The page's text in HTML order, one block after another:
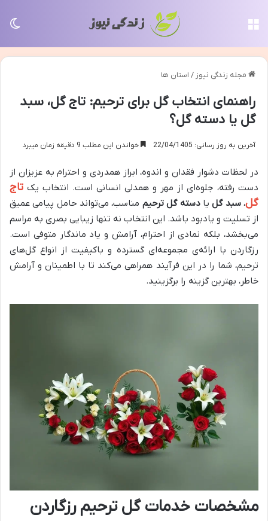
مجله زندگی نیوز / استان ها
راهنمای انتخاب گل برای ترحیم: تاج گل، سبد
گل یا دسته گل؟
آخرین به روز رسانی: 22/04/1405 خواندن این مطلب 9 دقیقه زمان میبرد
در لحظات دشوار فقدان و اندوه، ابراز همدردی و احترام به عزیزان از
دست رفته، جلوه‌ای از مهر و همدلی انسانی است. انتخاب یک تاج
گل،سبد گلیادسته گل ترحیم مناسب، می‌تواند حامل پیامی عمیق
از تسلیت و یادبود باشد. این انتخاب نه تنها زیبایی بصری به مراسم
می‌بخشد، بلکه نمادی از احترام، آرامش و یاد ماندگار متوفی است.
رزگاردن با ارائه‌ی مجموعه‌ای گسترده و باکیفیت از انواع گل‌های
ترحیم، شما را در این فرآیند همراهی می‌کند تا با اطمینان و آرامش
خاطر، بهترین گزینه را برگزینید.
مشخصات خدمات گل ترحیم رزگاردن